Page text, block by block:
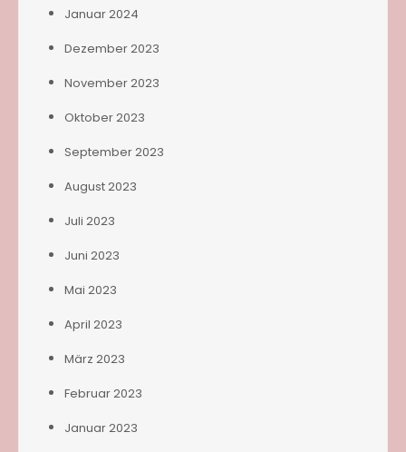
Januar 2024
Dezember 2023
November 2023
Oktober 2023
September 2023
August 2023
Juli 2023
Juni 2023
Mai 2023
April 2023
März 2023
Februar 2023
Januar 2023